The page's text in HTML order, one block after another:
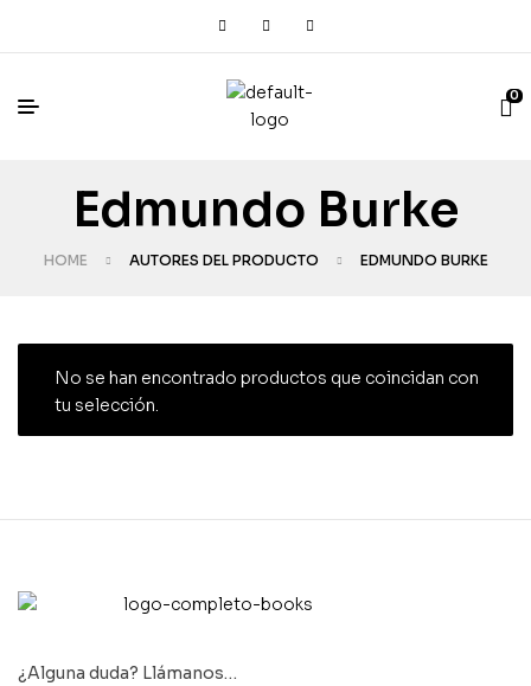
0
Edmundo Burke
HOME AUTORES DEL PRODUCTO EDMUNDO BURKE
No se han encontrado productos que coincidan con
tu selección.
¿Alguna duda? Llámanos…